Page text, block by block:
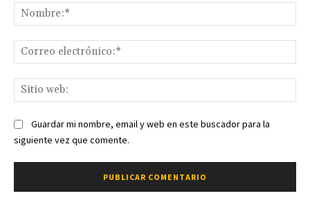
Guardar mi nombre, email y web en este buscador para la
siguiente vez que comente.